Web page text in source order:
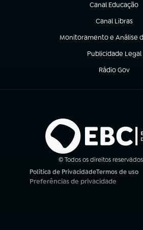
Canal Educação
(abre em nova
Canal Libras
(abre em nova
Monitoramento e Análise
(abre em nova aba)
Publicidade Legal
(abre em nova aba)
Rádio Gov
(abre em nova
© Todos os direitos
Política de Privacidade
(abre em nova aba)
Termos de uso
(abre em nova
Preferências de privacidade